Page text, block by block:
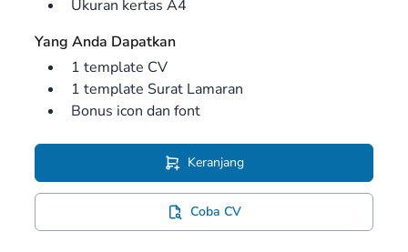
Ukuran kertas A4
Yang Anda Dapatkan
1 template CV
1 template Surat Lamaran
Bonus icon dan font
Keranjang
Coba CV